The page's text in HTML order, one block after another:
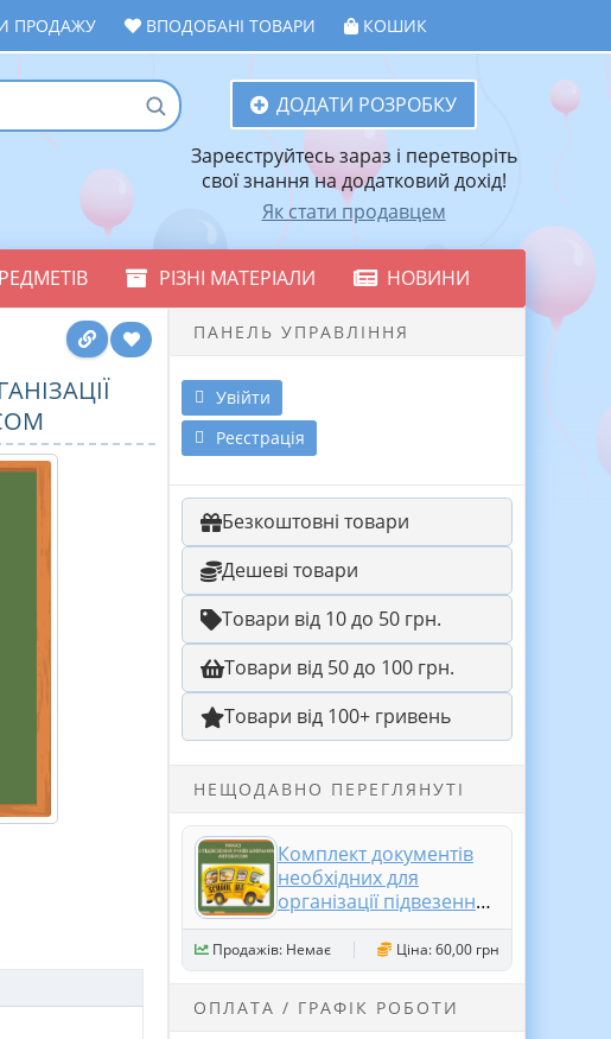
ПРОДАЖУ ВПОДОБАНІ ТОВАРИ КОШИК
ДОДАТИ РОЗРОБКУ
Зареєструйтесь зараз і перетворіть
свої знання на додатковий дохід!
Як стати продавцем
РІЗНІ МАТЕРІАЛИ НОВИНИ
ПАНЕЛЬ УПРАВЛІННЯ
Увійти
Реєстрація
Безкоштовні товари
Дешеві товари
Товари від 10 до 50 грн.
Товари від 50 до 100 грн.
Товари від 100+ гривень
НЕЩОДАВНО ПЕРЕГЛЯНУТІ
Комплект документів
необхідних для
організації підвезення
учнів шкільним
автобусом
Продажів: Немає Ціна: 60,00 грн
ОПЛАТА / ГРАФІК РОБОТИ